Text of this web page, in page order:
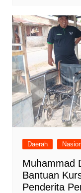
Daerah
Muhammad
Bantuan
Penderita